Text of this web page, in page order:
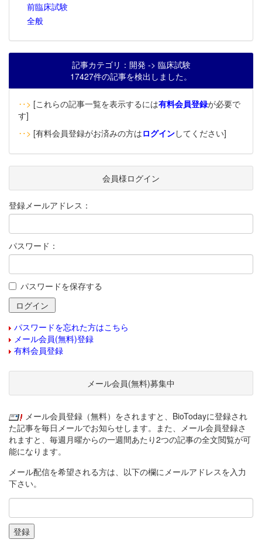
前臨床試験
全般
記事カテゴリ：開発 -> 臨床試験
17427件の記事を検出しました。
‥> [これらの記事一覧を表示するには有料会員登録が必要で
す]
‥> [有料会員登録がお済みの方はログインしてください]
会員様ログイン
登録メールアドレス：
パスワード：
パスワードを保存する
パスワードを忘れた方はこちら
メール会員(無料)登録
有料会員登録
メール会員(無料)募集中
メール会員登録（無料）をされますと、BioTodayに登録され
た記事を毎日メールでお知らせします。また、メール会員登録さ
れますと、毎週月曜からの一週間あたり2つの記事の全文閲覧が可
能になります。
メール配信を希望される方は、以下の欄にメールアドレスを入力
下さい。